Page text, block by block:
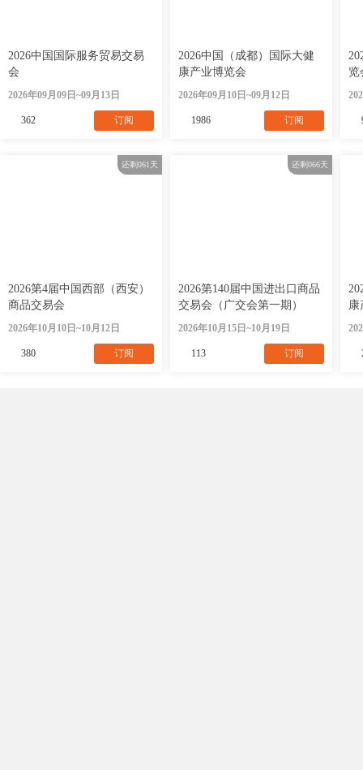
2026中国国际服务贸易交易
会
2026年09月09日~09月13日
362 订阅
2026中国（成都）国际大健
康产业博览会
2026年09月10日~09月12日
1986 订阅
览
还剩061 天
2026第4届中国西部（西安）
商品交易会
2026年10月10日~10月12日
380 订阅
还剩066天
2026第140届中国进出口商品
交易会（广交会第一期）
2026年10月15日~10月19日
113 订阅
康